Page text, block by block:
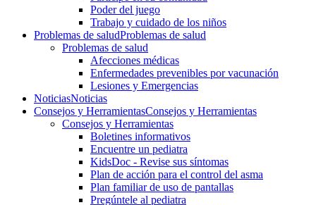
Poder del juego
Trabajo y cuidado de los niños
Problemas de saludProblemas de salud
Problemas de salud
Afecciones médicas
Enfermedades prevenibles por vacunación
Lesiones y Emergencias
NoticiasNoticias
Consejos y HerramientasConsejos y Herramientas
Consejos y Herramientas
Boletines informativos
Encuentre un pediatra
KidsDoc - Revise sus síntomas
Plan de acción para el control del asma
Plan familiar de uso de pantallas
Pregúntele al pediatra